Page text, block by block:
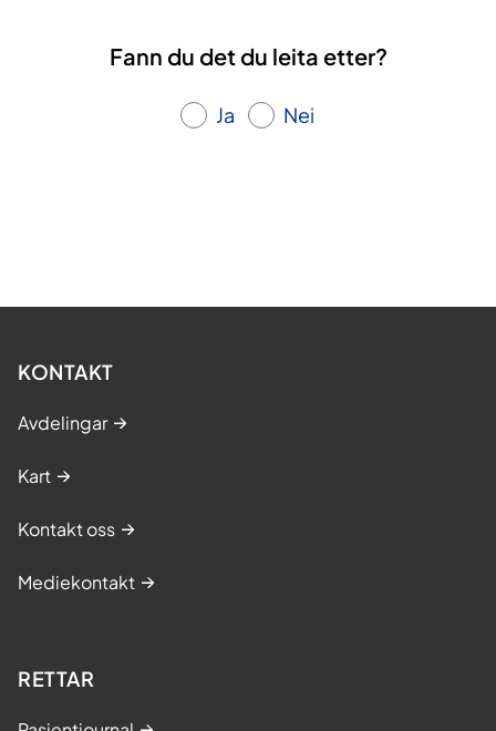
Fann du det du leita etter?
Ja Nei
KONTAKT
Avdelingar
Kart
Kontakt oss
Mediekontakt
RETTAR